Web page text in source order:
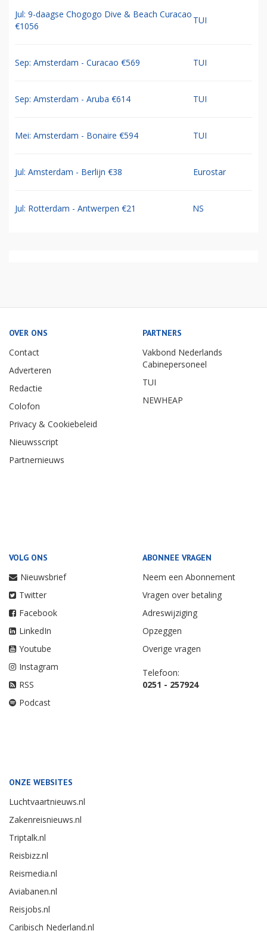
Jul: 9-daagse Chogogo Dive & Beach Curacao
€1056
TUI
Sep: Amsterdam - Curacao €569 TUI
Sep: Amsterdam - Aruba €614 TUI
Mei: Amsterdam - Bonaire €594 TUI
Jul: Amsterdam - Berlijn €38 Eurostar
Jul: Rotterdam - Antwerpen €21 NS
OVER ONS
Contact
Adverteren
Redactie
Colofon
Privacy & Cookiebeleid
Nieuwsscript
Partnernieuws
PARTNERS
Vakbond Nederlands
Cabinepersoneel
TUI
NEWHEAP
VOLG ONS
Nieuwsbrief
Twitter
Facebook
LinkedIn
Youtube
Instagram
RSS
Podcast
ABONNEE VRAGEN
Neem een Abonnement
Vragen over betaling
Adreswijziging
Opzeggen
Overige vragen
Telefoon:
0251 - 257924
ONZE WEBSITES
Luchtvaartnieuws.nl
Zakenreisnieuws.nl
Triptalk.nl
Reisbizz.nl
Reismedia.nl
Aviabanen.nl
Reisjobs.nl
Caribisch Nederland.nl